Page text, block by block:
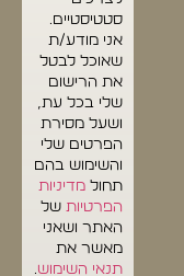
סטטיסטיים.
אני מודע/ת
שאוכל לבטל
את הרישום
שלי בכל עת,
ושעל מסירת
הפרטים שלי
והשימוש בהם
תחול מדיניות
הפרטיות של
האתר ושאני
מאשר את
תנאי השימוש.